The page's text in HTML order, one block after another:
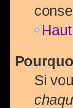
Haut
Si